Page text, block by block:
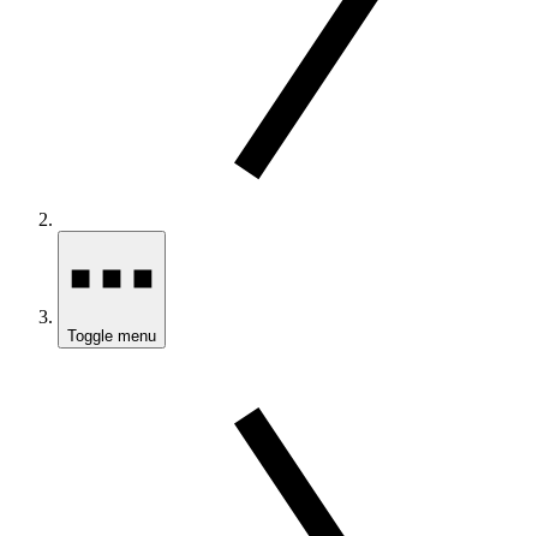
Toggle menu